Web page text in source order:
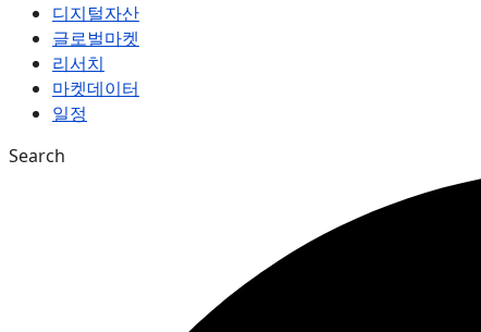
디지털자산
글로벌마켓
리서치
마켓데이터
일정
Search